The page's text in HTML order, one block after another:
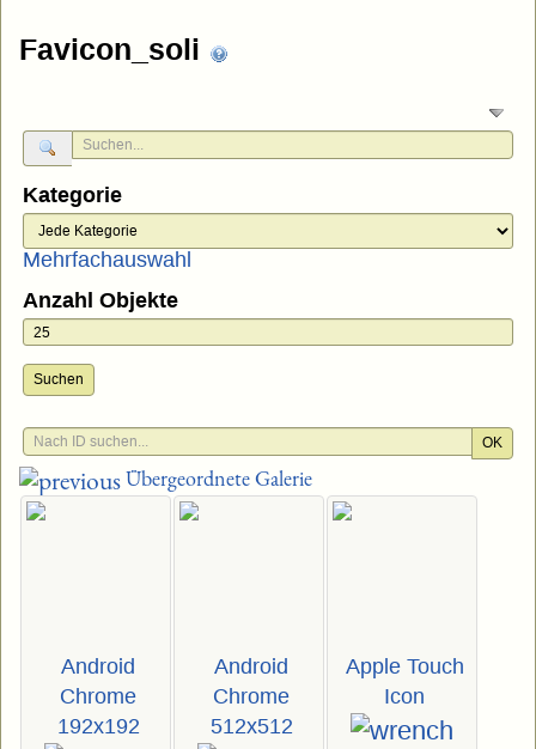
Favicon_soli
Kategorie
Mehrfachauswahl
Anzahl Objekte
Suchen
OK
Übergeordnete Galerie
Android
Chrome
192x192
Android
Chrome
512x512
Apple Touch
Icon